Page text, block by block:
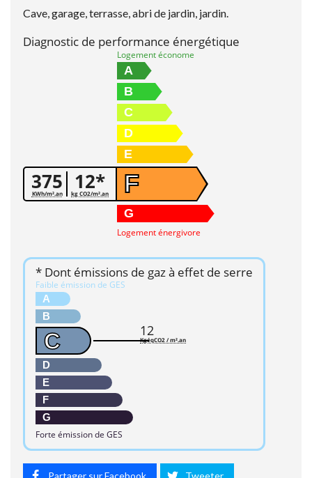
Cave, garage, terrasse, abri de jardin, jardin.
Diagnostic de performance énergétique
375
KWh/m².an 12*
kg CO2/m².an
Logement économe
A
B
C
D
E
F
G
Logement énergivore
* Dont émissions de gaz à effet de serre
Faible émission de GES
A
B
C
D
E
F
G
Forte émission de GES
12
KgéqCO2 / m².an
Partager sur Facebook Tweeter